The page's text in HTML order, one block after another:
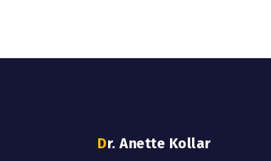
Dr. Anette Kollar